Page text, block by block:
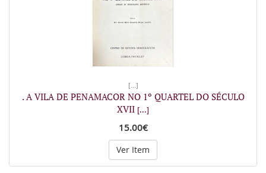
[...]
. A VILA DE PENAMACOR NO 1º QUARTEL DO SÉCULO
XVII [...]
15.00€
Ver Item